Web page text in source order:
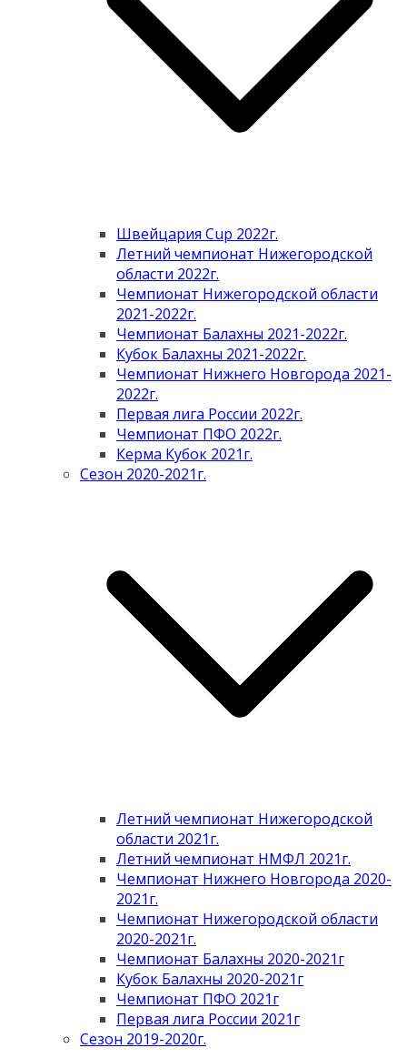
Швейцария Cup 2022г.
Летний чемпионат Нижегородской
области 2022г.
Чемпионат Нижегородской области
2021-2022г.
Чемпионат Балахны 2021-2022г.
Кубок Балахны 2021-2022г.
Чемпионат Нижнего Новгорода 2021-
2022г.
Первая лига России 2022г.
Чемпионат ПФО 2022г.
Керма Кубок 2021г.
Сезон 2020-2021г.
Летний чемпионат Нижегородской
области 2021г.
Летний чемпионат НМФЛ 2021г.
Чемпионат Нижнего Новгорода 2020-
2021г.
Чемпионат Нижегородской области
2020-2021г.
Чемпионат Балахны 2020-2021г
Кубок Балахны 2020-2021г
Чемпионат ПФО 2021г
Первая лига России 2021г
Сезон 2019-2020г.